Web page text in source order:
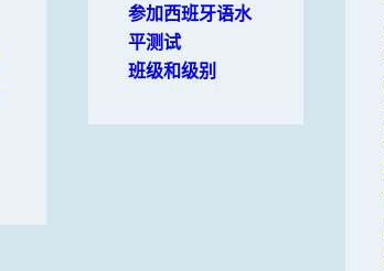
参加西班牙语水
平测试
班级和级别